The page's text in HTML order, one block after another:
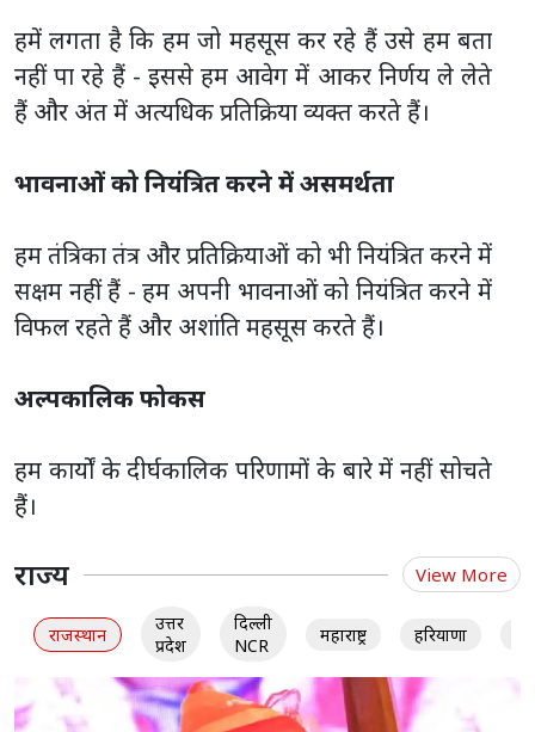
हमें लगता है कि हम जो महसूस कर रहे हैं उसे हम बता
नहीं पा रहे हैं - इससे हम आवेग में आकर निर्णय ले लेते
हैं और अंत में अत्यधिक प्रतिक्रिया व्यक्त करते हैं।
भावनाओं को नियंत्रित करने में असमर्थता
हम तंत्रिका तंत्र और प्रतिक्रियाओं को भी नियंत्रित करने में
सक्षम नहीं हैं - हम अपनी भावनाओं को नियंत्रित करने में
विफल रहते हैं और अशांति महसूस करते हैं।
अल्पकालिक फोकस
हम कार्यों के दीर्घकालिक परिणामों के बारे में नहीं सोचते
हैं।
राज्य View More
राजस्थान
उत्तर
प्रदेश
दिल्ली
NCR
महाराष्ट्र हरियाणा